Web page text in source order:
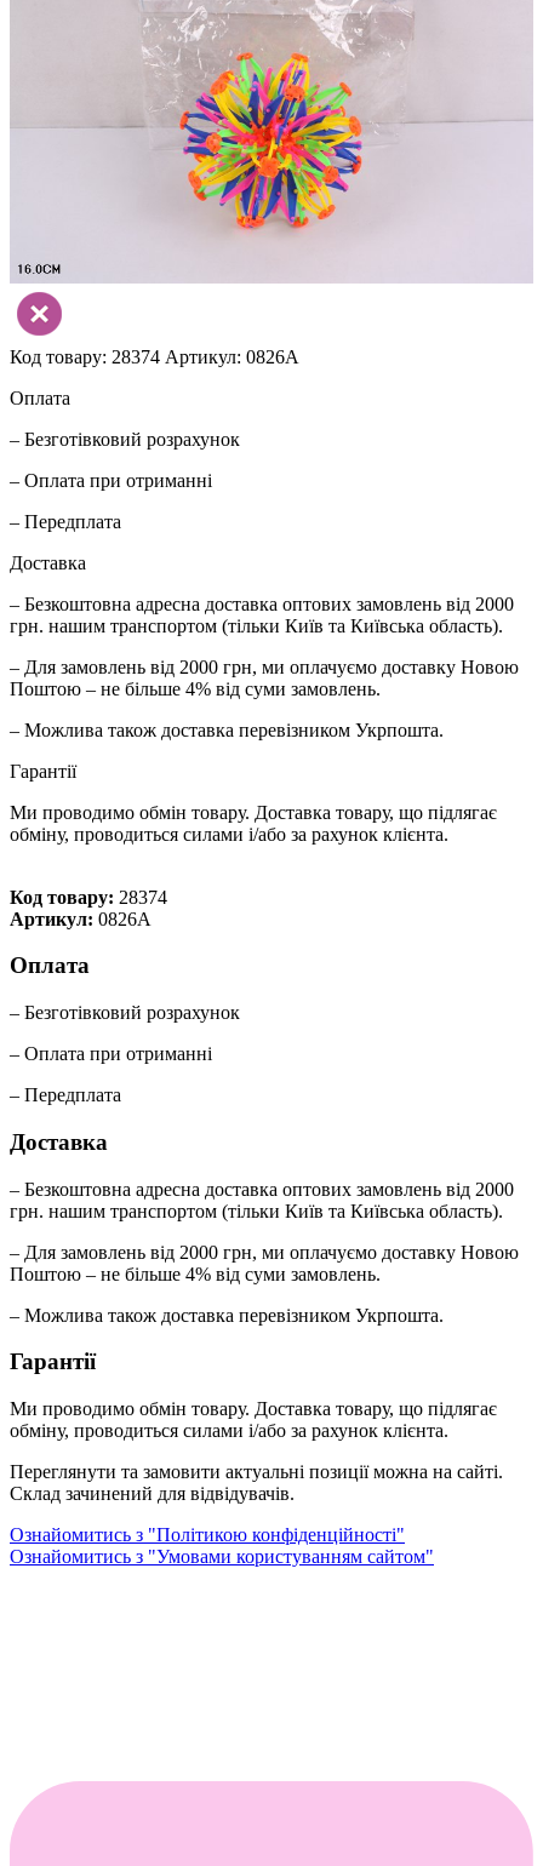
Код товару: 28374 Артикул: 0826A
Оплата
– Безготівковий розрахунок
– Оплата при отриманні
– Передплата
Доставка
– Безкоштовна адресна доставка оптових замовлень від 2000
грн. нашим транспортом (тільки Київ та Київська область).
– Для замовлень від 2000 грн, ми оплачуємо доставку Новою
Поштою – не більше 4% від суми замовлень.
– Можлива також доставка перевізником Укрпошта.
Гарантії
Ми проводимо обмін товару. Доставка товару, що підлягає
обміну, проводиться силами і/або за рахунок клієнта.
Код товару: 28374
Артикул: 0826A
Оплата
– Безготівковий розрахунок
– Оплата при отриманні
– Передплата
Доставка
– Безкоштовна адресна доставка оптових замовлень від 2000
грн. нашим транспортом (тільки Київ та Київська область).
– Для замовлень від 2000 грн, ми оплачуємо доставку Новою
Поштою – не більше 4% від суми замовлень.
– Можлива також доставка перевізником Укрпошта.
Гарантії
Ми проводимо обмін товару. Доставка товару, що підлягає
обміну, проводиться силами і/або за рахунок клієнта.
Переглянути та замовити актуальні позиції можна на сайті.
Склад зачинений для відвідувачів.
Ознайомитись з "Політикою конфіденційності"
Ознайомитись з "Умовами користуванням сайтом"